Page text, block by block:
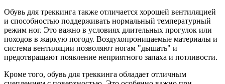
Обувь для треккинга также отличается хорошей вентиляцией
и способностью поддерживать нормальный температурный
режим ног. Это важно в условиях длительных прогулок или
походов в жаркую погоду. Воздухопроницаемые материалы и
система вентиляции позволяют ногам "дышать" и
предотвращают появление неприятного запаха и потливости.
Кроме того, обувь для треккинга обладает отличным